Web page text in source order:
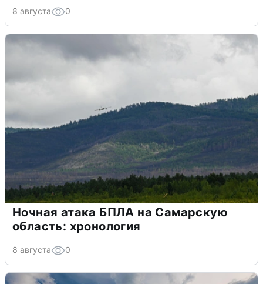
8 августа 0
Ночная атака БПЛА на Самарскую
область: хронология
8 августа 0